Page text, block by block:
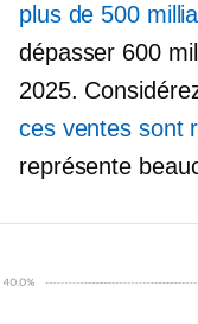
plus de 500
dépasser 600
2025.
ces ventes sont
représente